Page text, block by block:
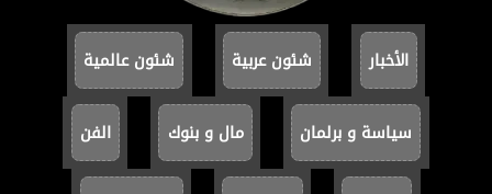
الأخبار شئون عربية شئون عالمية
سياسة و برلمان مال و بنوك الفن